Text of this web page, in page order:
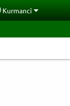
Select your
Kurmancî